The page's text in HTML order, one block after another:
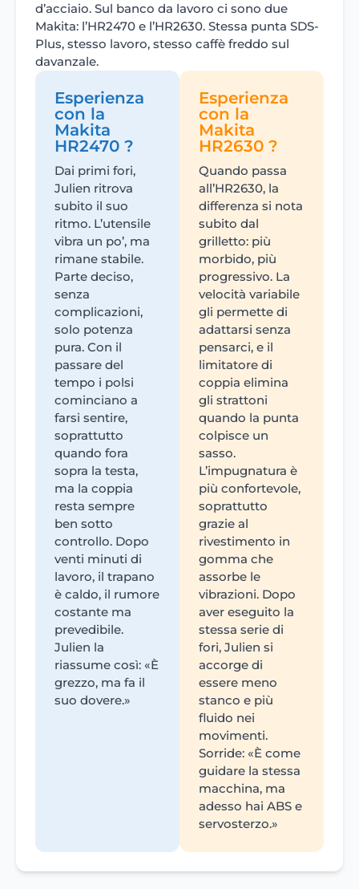
d’acciaio. Sul banco da lavoro ci sono due
Makita: l’HR2470 e l’HR2630. Stessa punta SDS-
Plus, stesso lavoro, stesso caffè freddo sul
davanzale.
Esperienza
con la
Makita
HR2470 ?
Dai primi fori,
Julien ritrova
subito il suo
ritmo. L’utensile
vibra un po’, ma
rimane stabile.
Parte deciso,
senza
complicazioni,
solo potenza
pura. Con il
passare del
tempo i polsi
cominciano a
farsi sentire,
soprattutto
quando fora
sopra la testa,
ma la coppia
resta sempre
ben sotto
controllo. Dopo
venti minuti di
lavoro, il trapano
è caldo, il rumore
costante ma
prevedibile.
Julien la
riassume così: «È
grezzo, ma fa il
suo dovere.»
Esperienza
con la
Makita
HR2630 ?
Quando passa
all’HR2630, la
differenza si nota
subito dal
grilletto: più
morbido, più
progressivo. La
velocità variabile
gli permette di
adattarsi senza
pensarci, e il
limitatore di
coppia elimina
gli strattoni
quando la punta
colpisce un
sasso.
L’impugnatura è
più confortevole,
soprattutto
grazie al
rivestimento in
gomma che
assorbe le
vibrazioni. Dopo
aver eseguito la
stessa serie di
fori, Julien si
accorge di
essere meno
stanco e più
fluido nei
movimenti.
Sorride: «È come
guidare la stessa
macchina, ma
adesso hai ABS e
servosterzo.»